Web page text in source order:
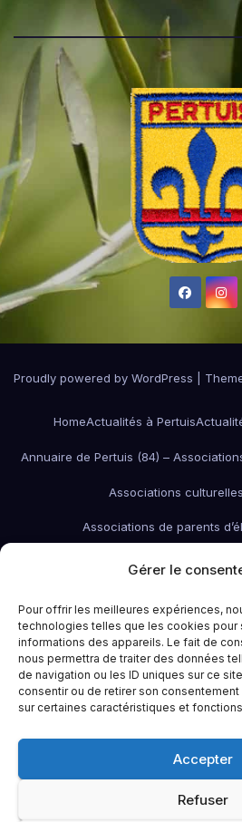
Gérer le
Pour offrir les meilleures expériences,
technologies telles que les cookies pour
informations des appareils. Le fait de
nous permettra de traiter des données
de navigation ou les ID uniques sur ce
consentir ou de retirer son
sur certaines caractéristiques et
Accepter
Refuser
Proudly powered by WordPress
HomeActualités à Pertuis
Annuaire de Pertuis (84) –
Associations
Associations de parents
Associations de
associations
Associations humanitaires et sociales
Associations petite enfance
Bars à Pertuis: où sortir et boire
Portail famille